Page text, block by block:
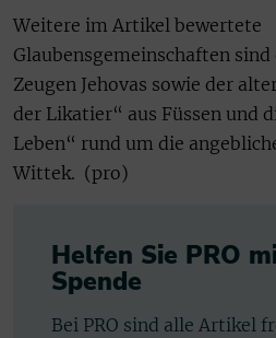
Weitere im Artikel bewertete
Glaubensgemeinschaften
Zeugen Jehovas sowie der
der Likatier“ aus Füssen und
Leben“ rund um die
Wittek. (pro)
Helfen Sie PRO
Spende
Bei PRO sind alle Artikel